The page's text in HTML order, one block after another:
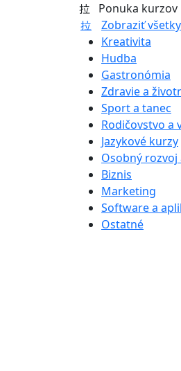
Ponuka kurzov
Zobraziť
Kreativita
Hudba
Gastronómia
Zdravie a
Sport a tanec
Rodičovstvo a
Jazykové kurzy
Osobný rozvoj
Biznis
Marketing
Software a
Ostatné